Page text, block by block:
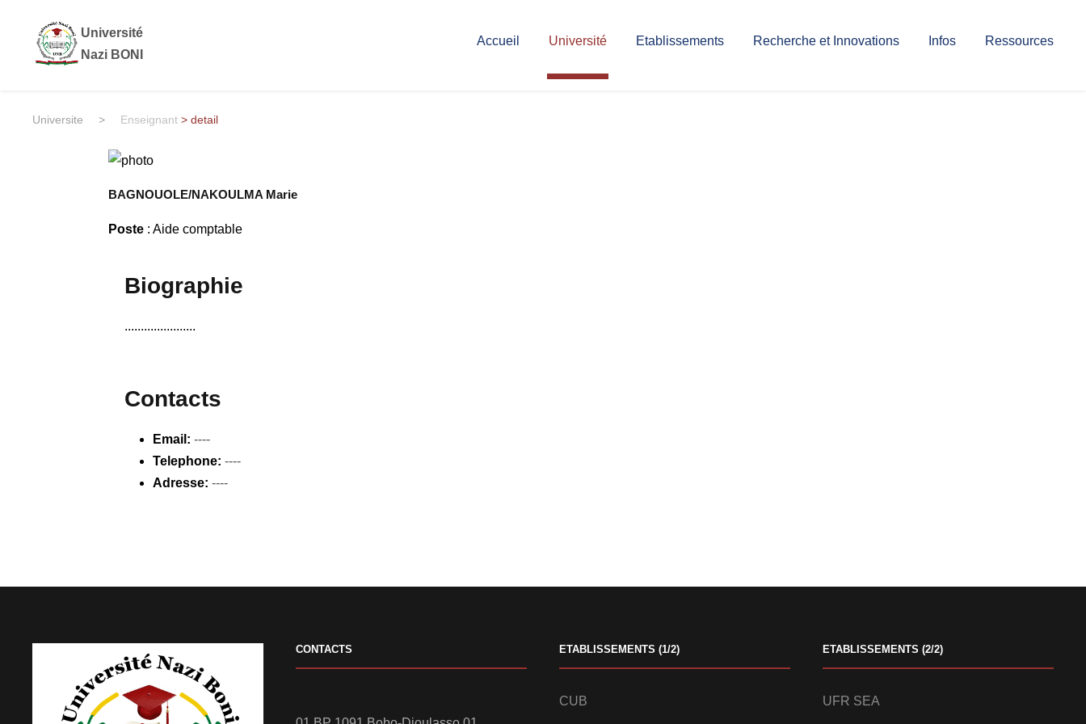
Université
Nazi BONI
Accueil Université Etablissements Recherche et Innovations Infos Ressources
Universite > Enseignant > detail
BAGNOUOLE/NAKOULMA Marie
Poste : Aide comptable
Biographie
......................
Contacts
Email: ----
Telephone: ----
Adresse: ----
CONTACTS ETABLISSEMENTS (1/2)
CUB
ETABLISSEMENTS (2/2)
UFR SEA